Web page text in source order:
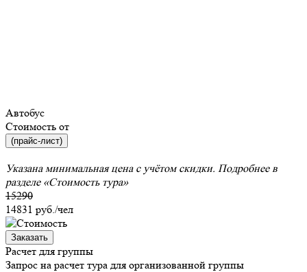
Автобус
Стоимость от
(прайс-лист)
Указана минимальная цена с учётом скидки. Подробнее в
разделе «Стоимость тура»
15290
14831 руб./чел
Заказать
Расчет для группы
Запрос на расчет тура для организованной группы